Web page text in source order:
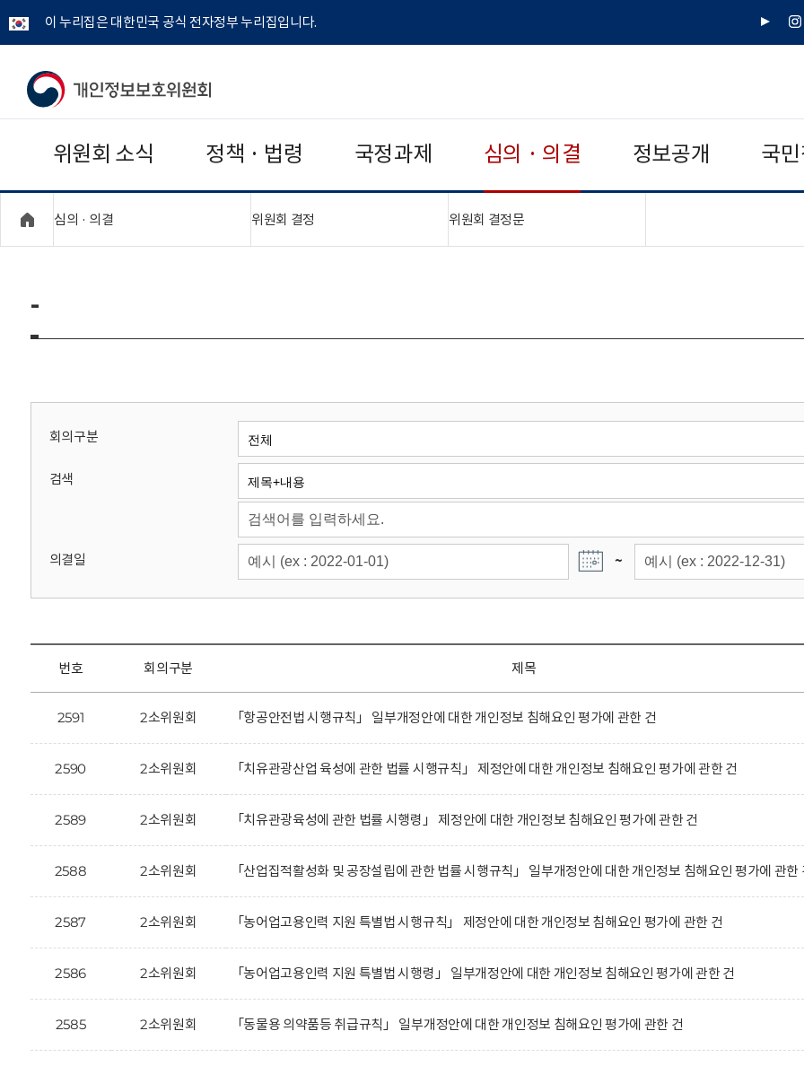
이 누리집은 대한민국 공식 전자정부 누리집입니다.
유
인
개
보
보
위
회
위원회 소식 정책 · 법령 국정과제 심의 · 의결 정보공개 국
심의 · 의결 위원회 결정 위원회 결정문"접기,펼치기"
-
회의구분
검색
의결일 ~
번호 회의구분 제목
2591 2소위원회 「항공안전법 시행규칙」 일부개정안에 대한 개인정보 침해요인 평가에 관한 건
2590 2소위원회 「치유관광산업 육성에 관한 법률 시행규칙」 제정안에 대한 개인정보 침해요인 평가에 관한 건
2589 2소위원회 「치유관광육성에 관한 법률 시행령」 제정안에 대한 개인정보 침해요인 평가에 관한 건
2588 2소위원회 「산업집적활성화 및 공장설립에 관한 법률 시행규칙」 일부개정안에 대한 개인정보 침해요인 평가에 관한
2587 2소위원회 「농어업고용인력 지원 특별법 시행규칙」 제정안에 대한 개인정보 침해요인 평가에 관한 건
2586 2소위원회 「농어업고용인력 지원 특별법 시행령」 일부개정안에 대한 개인정보 침해요인 평가에 관한 건
2585 2소위원회 「동물용 의약품등 취급규칙」 일부개정안에 대한 개인정보 침해요인 평가에 관한 건